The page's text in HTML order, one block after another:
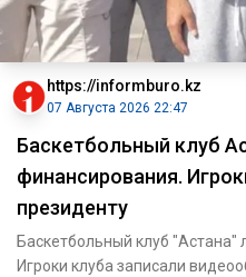
https://informburo.kz
07 Августа 2026 22:47
Баскетбольный клуб
финансирования.
президенту
Баскетбольный клуб
Игроки клуба записали